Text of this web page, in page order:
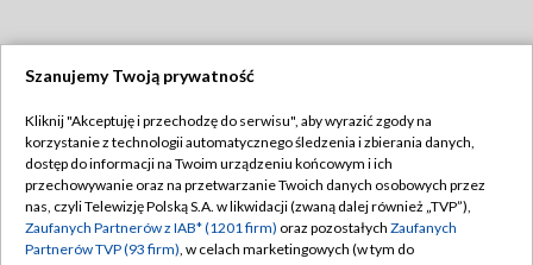
TVP
Abonament TVP
Emisja w TVP
Regulamin TVP
Polityka prywatności
Szanujemy Twoją prywatność
Kliknij "Akceptuję i przechodzę do serwisu", aby wyrazić zgody na
korzystanie z technologii automatycznego śledzenia i zbierania danych,
dostęp do informacji na Twoim urządzeniu końcowym i ich
przechowywanie oraz na przetwarzanie Twoich danych osobowych przez
nas, czyli Telewizję Polską S.A. w likwidacji (zwaną dalej również „TVP”),
Zaufanych Partnerów z IAB* (1201 firm) oraz pozostałych Zaufanych
Partnerów TVP (93 firm), w celach marketingowych (w tym do